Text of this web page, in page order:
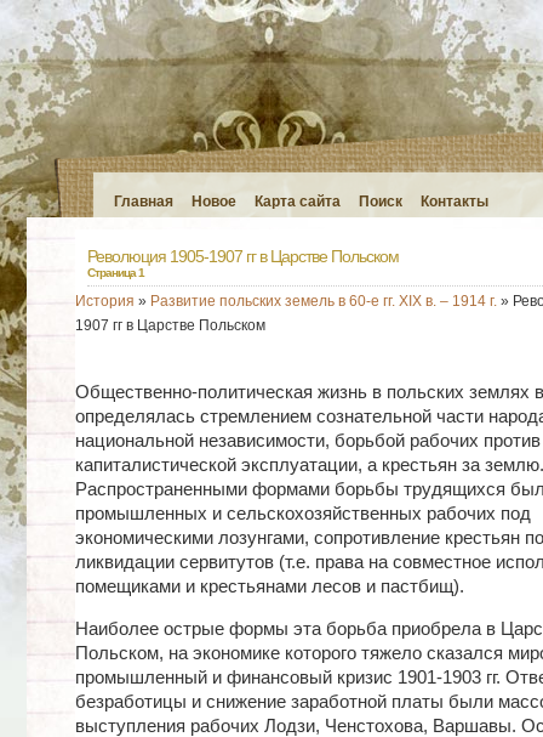
Главная Новое Карта сайта Поиск Контакты
Революция 1905-1907 гг в Царстве Польском
Страница 1
История » Развитие польских земель в 60-е гг. XIX в. – 1914 г.»
1907 гг в Царстве Польском
Общественно-политическая жизнь в польских землях
определялась стремлением сознательной части
национальной независимости, борьбой рабочих против
капиталистической эксплуатации, а крестьян за землю.
Распространенными формами борьбы трудящихся
промышленных и сельскохозяйственных рабочих под
экономическими лозунгами, сопротивление крестьян
ликвидации сервитутов (т.е. права на совместное
помещиками и крестьянами лесов и пастбищ).
Наиболее острые формы эта борьба приобрела в
Польском, на экономике которого тяжело сказался
промышленный и финансовый кризис 1901-1903 гг.
безработицы и снижение заработной платы были
выступления рабочих Лодзи, Ченстохова, Варшавы.